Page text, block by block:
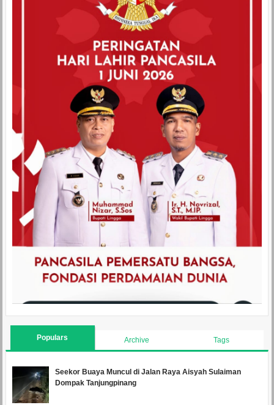
Populars Archive Tags
Seekor Buaya Muncul di Jalan Raya Aisyah Sulaiman
Dompak Tanjungpinang